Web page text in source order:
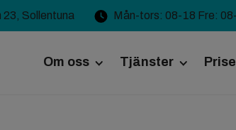
Sollentuna Mån-tors: 08-18 Fre:
Om oss Tjänster